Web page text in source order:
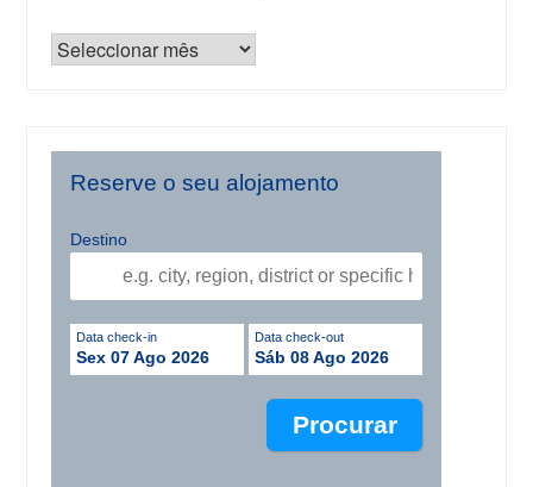
Reserve o seu alojamento
Destino
Data check-in
Sex 07 Ago 2026
Data check-out
Sáb 08 Ago 2026